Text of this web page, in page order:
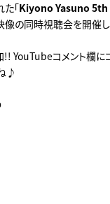
「Kiyono Yasuno
像の同時視聴会を開催
コメント欄に
♪